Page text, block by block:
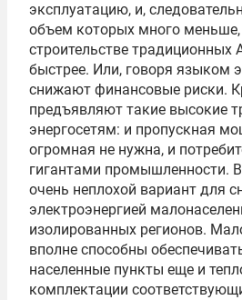
эксплуатацию, и,
объем которых много
строительстве традиционных
быстрее. Или, говоря языком
снижают финансовые риски.
предъявляют такие высокие
энергосетям: и пропускная
огромная не нужна, и
гигантами
очень неплохой вариант для
электроэнергией
изолированных регионов.
вполне способны
населенные пункты еще и
комплектации